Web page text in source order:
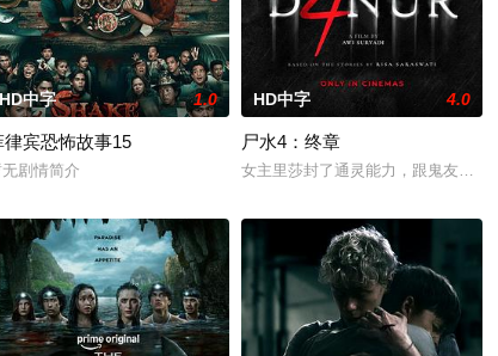
旅。这不仅是对母亲下落的追寻，更是他探寻身世真相、
中遇到神秘事件集体神秘消失。20年后寻宝队成员周西川和周嫣然、乐
HD中字 1.0
律宾恐怖故事15
剧情简介
HD中字 4.0
尸水4：终章
女主里莎封了通灵能力，跟鬼友断